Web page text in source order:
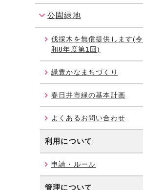
公園緑地
伐採木を無償提供します(令
和8年度第1回)
緑豊かなまちづくり
春日井市緑の基本計画
よくあるお問い合わせ
利用について
申請・ルール
管理について